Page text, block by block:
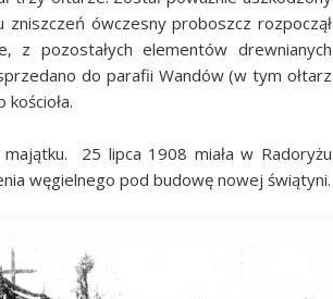
ówczesny proboszcz rozpoczął
z pozostałych elementów drewnianych
do parafii Wandów (w tym ołtarz
25 lipca 1908 miała w Radoryżu
węgielnego pod budowę nowej świątyni.